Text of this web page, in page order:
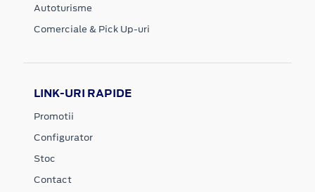
Autoturisme
Comerciale & Pick Up-uri
LINK-URI RAPIDE
Promotii
Configurator
Stoc
Contact